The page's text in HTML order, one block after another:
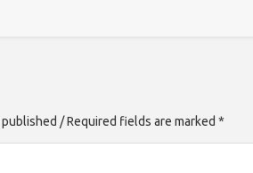
/ Required fields are marked *